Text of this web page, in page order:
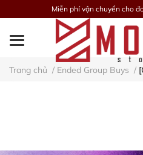
Miễn phí vận chuyển cho
Trang chủ / Ended Group Buys /